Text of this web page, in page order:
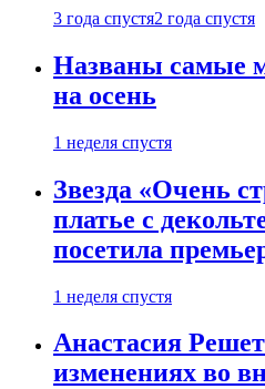
3 года спустя2 года спустя
Названы самые
на осень
1 неделя спустя
Звезда «Очень
платье с
посетила
1 неделя спустя
Анастасия
изменениях во